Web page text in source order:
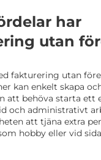
har
utan
fakturering utan
kan enkelt skapa
att behöva starta ett
och administrativt
att tjäna extra
hobby eller vid